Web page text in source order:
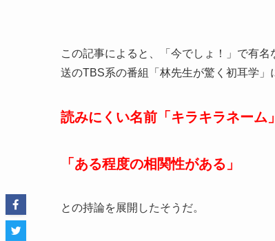
この記事によると、「今でしょ！」で有
送のTBS系の番組「林先生が驚く初耳学」
読みにくい名前「キラキラネーム
「 ある程度の相関性がある 」
との持論を展開したそうだ。